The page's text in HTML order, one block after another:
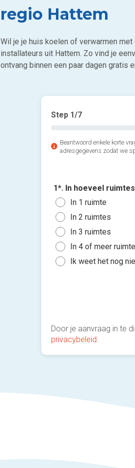
regio Hattem
Wil je je huis koelen of verwarmen
installateurs uit Hattem. Zo vind je
ontvang binnen een paar dagen gratis
Step 1/7
Beantwoord enkele korte
adresgegevens zodat we
1*. In hoeveel
In 1 ruimte
In 2 ruimtes
In 3 ruimtes
In 4 of meer
Ik weet het nog
Door je aanvraag in te
privacybeleid.